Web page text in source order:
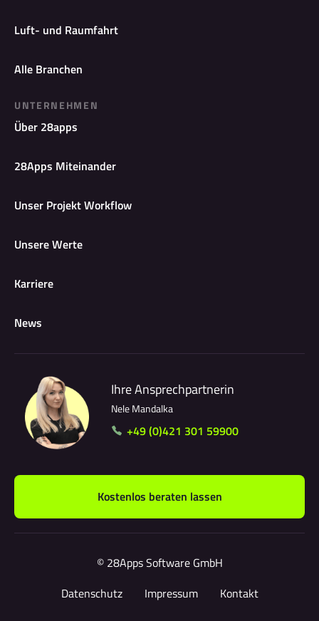
Luft- und Raumfahrt
Alle Branchen
UNTERNEHMEN
Über 28apps
28Apps Miteinander
Unser Projekt Workflow
Unsere Werte
Karriere
News
Ihre Ansprechpartnerin
Nele Mandalka
+49 (0)421 301 59900
Kostenlos beraten lassen
© 28Apps Software GmbH
Datenschutz
Impressum Kontakt